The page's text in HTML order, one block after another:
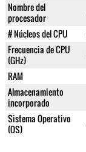
Nombre del
procesador
# Núcleos del CPU
Frecuencia de CPU
(GHz)
RAM
Almacenamiento
incorporado
Sistema Operativo
(OS)